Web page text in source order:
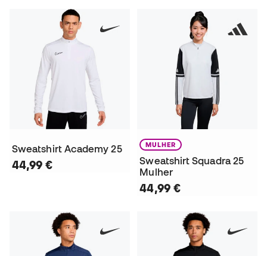
Sweatshirt Academy 25
44,99 €
MULHER
Sweatshirt Squadra 25
Mulher
44,99 €